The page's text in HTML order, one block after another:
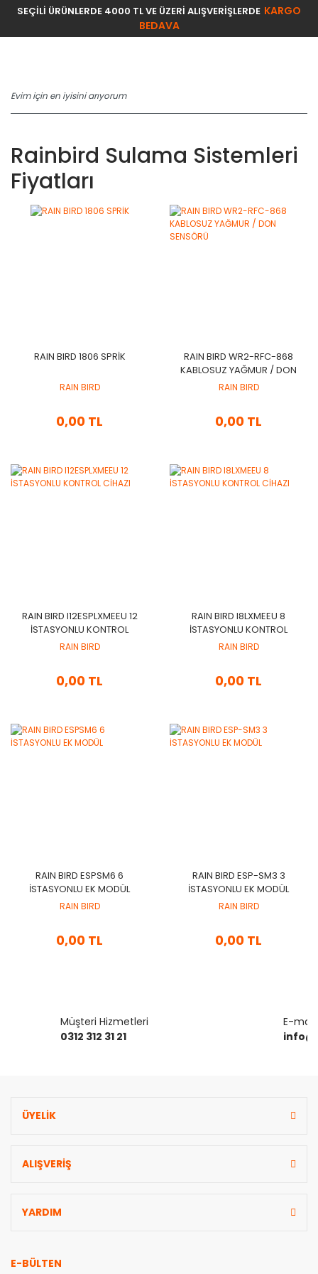
SEÇİLİ ÜRÜNLERDE 4000 TL VE ÜZERİ ALIŞVERİŞLERDE KARGO
BEDAVA
Rainbird Sulama Sistemleri
Fiyatları
RAIN BIRD 1806 SPRİK
RAIN BIRD
0,00 TL
RAIN BIRD WR2-RFC-868
KABLOSUZ YAĞMUR / DON
SENSÖRÜ
RAIN BIRD
0,00 TL
RAIN BIRD I12ESPLXMEEU 12
İSTASYONLU KONTROL
CİHAZI
RAIN BIRD
0,00 TL
RAIN BIRD I8LXMEEU 8
İSTASYONLU KONTROL
CİHAZI
RAIN BIRD
0,00 TL
RAIN BIRD ESPSM6 6
İSTASYONLU EK MODÜL
RAIN BIRD
0,00 TL
RAIN BIRD ESP-SM3 3
İSTASYONLU EK MODÜL
RAIN BIRD
0,00 TL
Müşteri Hizmetleri
0312 312 31 21
E-mail
ÜYELİK
ALIŞVERİŞ
YARDIM
E-BÜLTEN